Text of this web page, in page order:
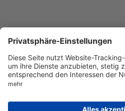
© 1998-2026by GSC Research
Datenschutz